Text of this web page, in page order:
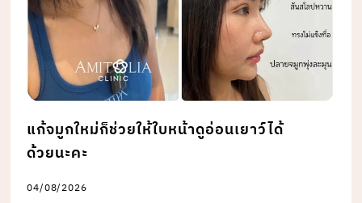
แก้จมูกใหม่ก็ช่วยให้ใบหน้าดูอ่อนเยาว์ได้
ด้วยนะคะ
04/08/2026